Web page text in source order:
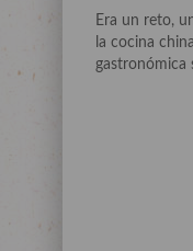
Era un reto,
la cocina
gastronómica